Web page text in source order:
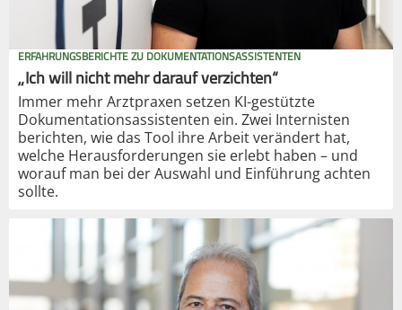
ERFAHRUNGSBERICHTE ZU DOKUMENTATIONSASSISTENTEN
„Ich will nicht mehr darauf verzichten“
Immer mehr Arztpraxen setzen KI-gestützte
Dokumentationsassistenten ein. Zwei Internisten
berichten, wie das Tool ihre Arbeit verändert hat,
welche Herausforderungen sie erlebt haben – und
worauf man bei der Auswahl und Einführung achten
sollte.